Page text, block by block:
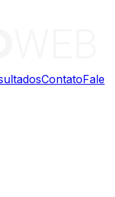
ContatoFale